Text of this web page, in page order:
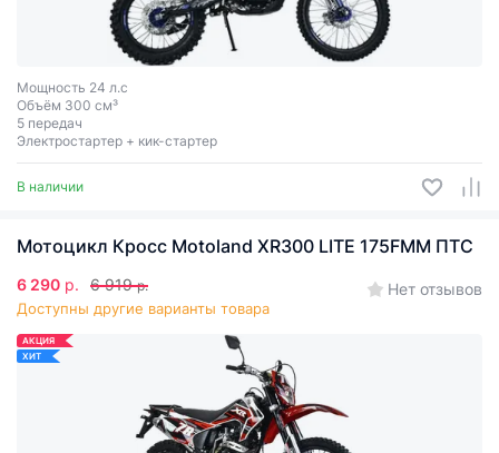
Мощность 24 л.с
Объём 300 см³
5 передач
Электростартер + кик-стартер
В наличии
Мотоцикл Кросс Motoland XR300 LITE 175FMM ПТС
6 290 р. 6 919 р.
Доступны другие варианты товара
Нет отзывов
АКЦИЯ
ХИТ